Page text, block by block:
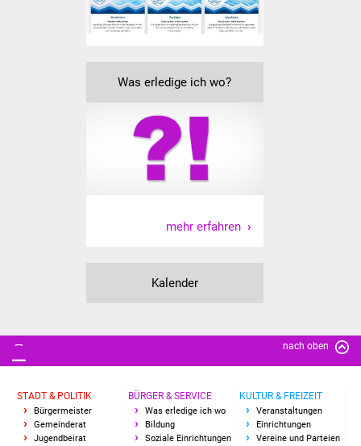
Wirtschaftsförderung
IKG Auen
Ausschreibungen
Öffentliche
Gewerbeverzeichnis
Gewerbe - Selbsteintrag
Was erledige ich wo?
mehr erfahren
Kalender
nach oben
STADT & POLITIK
Bürgermeister
Gemeinderat
Jugendbeirat
BÜRGER & SERVICE
Was erledige ich wo
Bildung
Soziale Einrichtungen
KULTUR & FREIZEIT
Veranstaltungen
Einrichtungen
Vereine und Parteien